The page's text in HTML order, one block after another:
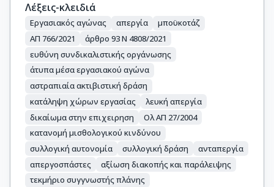
Λέξεις-κλειδιά
Εργασιακός αγώνας απεργία
μποϋκοτάζ
ΑΠ 766/2021
άρθρο 93 Ν 4808/2021
ευθύνη συνδικαλιστικής οργάνωσης
άτυπα μέσα εργασιακού αγώνα
αστραπιαία ακτιβιστική δράση
κατάληψη χώρων εργασίας
λευκή απεργία
δικαίωμα στην επιχειρηση
Ολ ΑΠ 27/2004
κατανομή μισθολογικού κινδύνου
συλλογική αυτονομία
συλλογική δράση
ανταπεργία
απεργοσπάστες
αξίωση διακοπής και παράλειψης
τεκμήριο συγγνωστής πλάνης